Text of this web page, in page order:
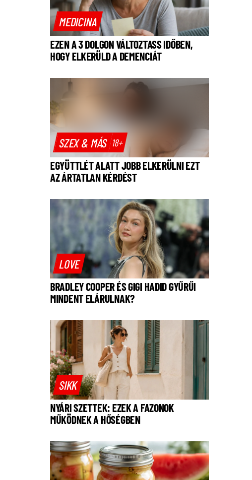
MEDICINA
EZEN A 3 DOLGON VÁLTOZTASS IDŐBEN,
HOGY ELKERÜLD A DEMENCIÁT
SZEX & MÁS 18+
EGYÜTTLÉT ALATT JOBB ELKERÜLNI EZT
AZ ÁRTATLAN KÉRDÉST
LOVE
BRADLEY COOPER ÉS GIGI HADID GYŰRŰI
MINDENT ELÁRULNAK?
SIKK
NYÁRI SZETTEK: EZEK A FAZONOK
MŰKÖDNEK A HŐSÉGBEN